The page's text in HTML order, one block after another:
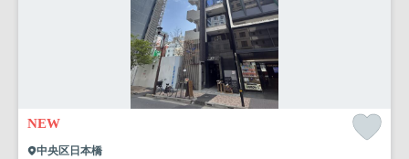
NEW
中央区日本橋